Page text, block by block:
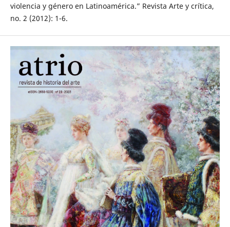
violencia y género en Latinoamérica.” Revista Arte y crítica,
no. 2 (2012): 1-6.